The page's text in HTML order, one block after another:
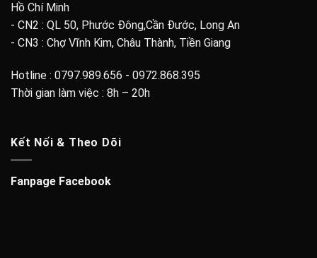
Hồ Chí Minh
- CN2 : QL 50, Phước Đông,Cần Đước, Long An
- CN3 : Chợ Vĩnh Kim, Châu Thành, Tiền Giang
Hotline : 0797.989.656 - 0972.868.395
Thời gian làm việc : 8h – 20h
Kết Nối & Theo Dõi
Fanpage Facebook